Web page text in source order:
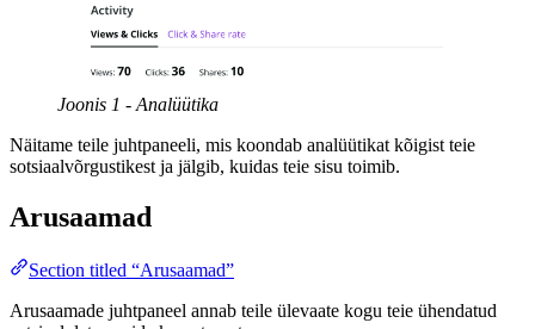
Joonis 1 - Analüütika
Näitame teile juhtpaneeli, mis koondab analüütikat kõigist teie
sotsiaalvõrgustikest ja jälgib, kuidas teie sisu toimib.
Arusaamad
Section titled “Arusaamad”
Arusaamade juhtpaneel annab teile ülevaate kogu teie ühendatud